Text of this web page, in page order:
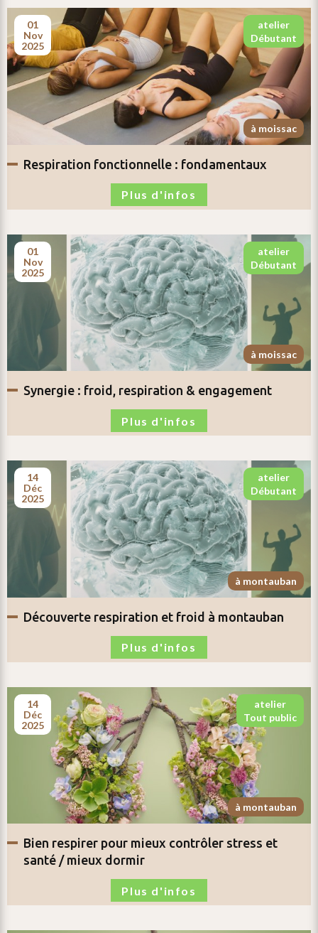
01
nov
2025
atelier
débutant
à moissac
respiration fonctionnelle : fondamentaux
Plus d'infos
01
nov
2025
atelier
débutant
à moissac
synergie : froid, respiration & engagement
Plus d'infos
14
déc
2025
atelier
débutant
à montauban
découverte respiration et froid à montauban
Plus d'infos
14
déc
2025
atelier
tout public
à montauban
bien respirer pour mieux contrôler stress et
santé / mieux dormir
Plus d'infos